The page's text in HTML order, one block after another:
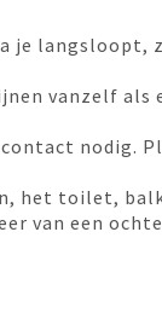
je langsloopt,
vanzelf als
nodig.
het toilet,
van een